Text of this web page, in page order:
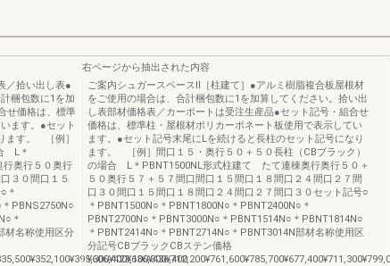
／拾い出し表●
梱包数に1を加
せ価格は、標準
ます。●セット
ます。 ［例］
L＊
奥行５０奥行
３０間口１５
＊
PBNS2750N○
＊
材名称使用区分
右ページから抽出された内容
ご案内シュガースペースⅡ［柱建て］●アルミ樹脂複合板屋根材
をご使用の場合は、合計梱包数に1を加算してください。拾い出
し表部材価格表／カーポートは受注生産品●セット記号・組合せ
価格は、標準柱・屋根材ポリカーボネート板使用で表示してい
ます。●セット記号末尾にLを続けると長柱のセット記号になり
ます。 ［例］間口１５・奥行５０＋５０長柱（CBブラック）
の場合 L＊PBNT1500NL形式柱建て たて連棟奥行奥行５０＋
５０奥行５７＋５７間口間口１５間口１８間口２４間口２７間
口３０間口１５間口１８間口２４間口２７間口３０セット記号○
＊PBNT1500N○＊PBNT1800N○＊PBNT2400N○＊
PBNT2700N○＊PBNT3000N○＊PBNT1514N○＊PBNT1814N○
＊PBNT2414N○＊PBNT2714N○＊PBNT3014N部材名称使用区
分記号CBブラックCBステン価格